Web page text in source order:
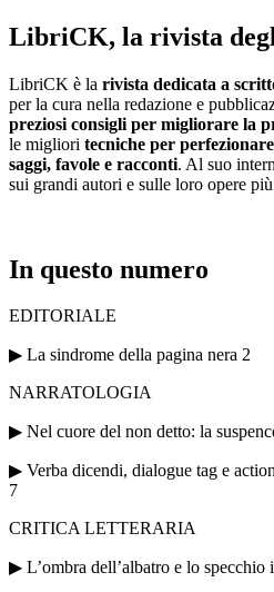
LibriCK, la rivista
LibriCK è la rivista dedicata a
per la cura nella redazione e
preziosi consigli per migliorare la
le migliori tecniche per
saggi, favole e racconti. Al suo
sui grandi autori e sulle loro opere
In questo numero
EDITORIALE
▶ La sindrome della pagina nera 2
NARRATOLOGIA
▶ Nel cuore del non detto: la
▶ Verba dicendi, dialogue tag e
7
CRITICA LETTERARIA
▶ L’ombra dell’albatro e lo specchio